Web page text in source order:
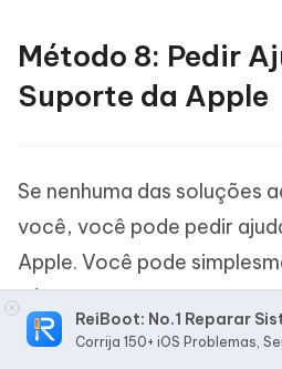
Método 8: Pedir
Suporte da Apple
Se nenhuma das soluções
você, você pode pedir
Apple. Você pode
número de telefone de
especificado para a sua
ReiBoot: No.1 Reparar
Corrija 150+ iOS Problemas,